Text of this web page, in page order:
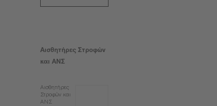
Αισθητήρες Στροφών
και ΑΝΣ
Αισθητήρες
Στροφών και
ΑΝΣ